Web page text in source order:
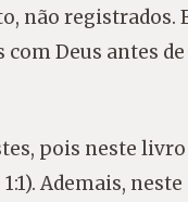
não registrados.
Deus antes de
pois neste livro
Ademais, neste